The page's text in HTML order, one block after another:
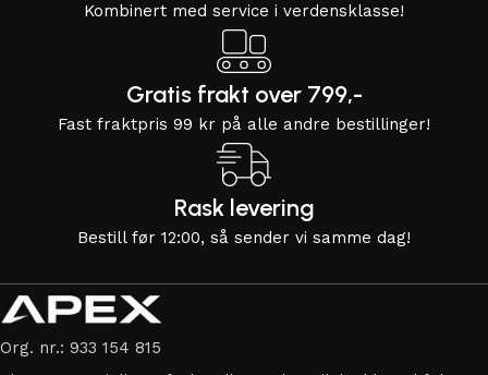
Kombinert med service i verdensklasse!
Gratis frakt over 799,-
Fast fraktpris 99 kr på alle andre bestillinger!
Rask levering
Bestill før 12:00, så sender vi samme dag!
Org. nr.: 933 154 815